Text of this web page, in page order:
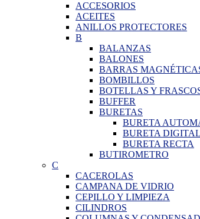
ACCESORIOS
ACEITES
ANILLOS PROTECTORES
B
BALANZAS
BALONES
BARRAS
BOMBILLOS
BOTELLAS Y
BUFFER
BURETAS
BURETA
BURETA DIGITAL
BURETA RECTA
BUTIROMETRO
C
CACEROLAS
CAMPANA DE VIDRIO
CEPILLO Y LIMPIEZA
CILINDROS